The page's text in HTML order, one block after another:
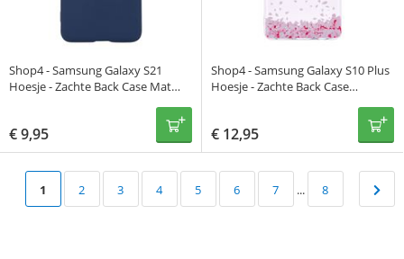
Shop4 - Samsung Galaxy S21
Hoesje - Zachte Back Case Mat
€9,95
Shop4 - Samsung Galaxy S10 Plus
Hoesje - Zachte Back Case
€ 12,95
1 2 3 4 5 6 7 ... 8